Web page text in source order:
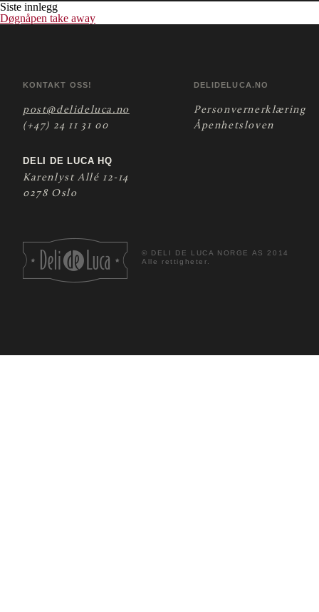
Siste innlegg
Døgnåpen take away
KONTAKT OSS!
post@delideluca.no
(+47) 24 11 31 00
DELI DE LUCA HQ
Karenlyst Allé 12-14
0278 Oslo
DELIDELUCA.NO
Personvernerklæring
Åpenhetsloven
© DELI DE LUCA NORGE AS 2014
Alle rettigheter.